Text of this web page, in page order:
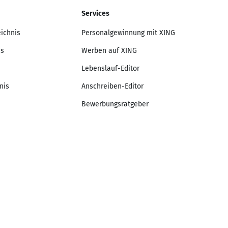
Services
Personalgewinnung mit XING
Werben auf XING
Lebenslauf-Editor
Anschreiben-Editor
Bewerbungsratgeber